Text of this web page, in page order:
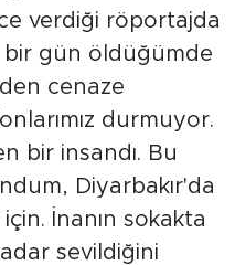
verdiği röportajda
bir gün öldüğümde
cenaze
durmuyor.
bir insandı. Bu
Diyarbakır'da
İnanın sokakta
sevildiğini